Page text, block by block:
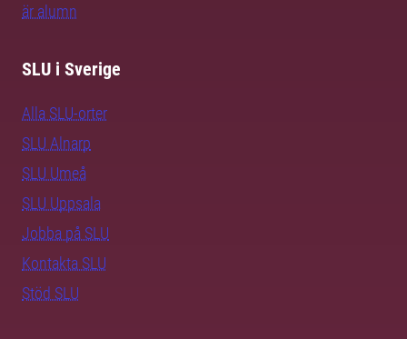
är alumn
SLU i Sverige
Alla SLU-orter
SLU Alnarp
SLU Umeå
SLU Uppsala
Jobba på SLU
Kontakta SLU
Stöd SLU